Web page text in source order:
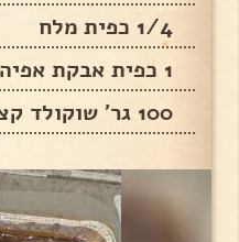
1/4 כפית מלח
1 כפית אבקת אפיה
100 גר' שוקולד קצוץ